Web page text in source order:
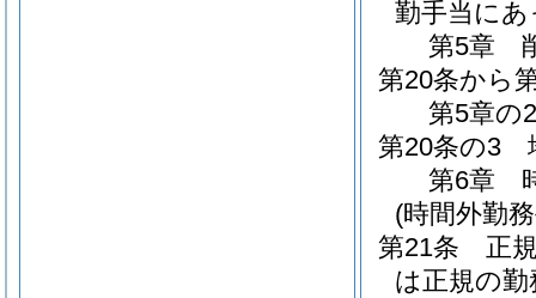
勤手当に
第5章
第20条から
第5章の2
第20条の3
第6章
(時間外勤
第21条
正
は正規の